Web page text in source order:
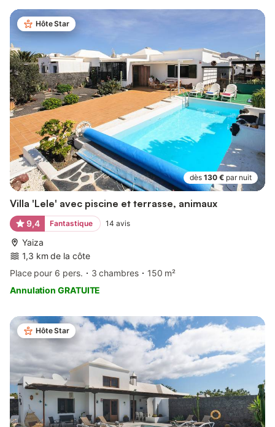
Hôte Star
dès 130 € par nuit
Villa 'Lele' avec piscine et terrasse, animaux
9,4 Fantastique 14 avis
Yaiza
1,3 km de la côte
Place pour 6 pers.
3 chambres
150 m²
Annulation GRATUITE
Hôte Star